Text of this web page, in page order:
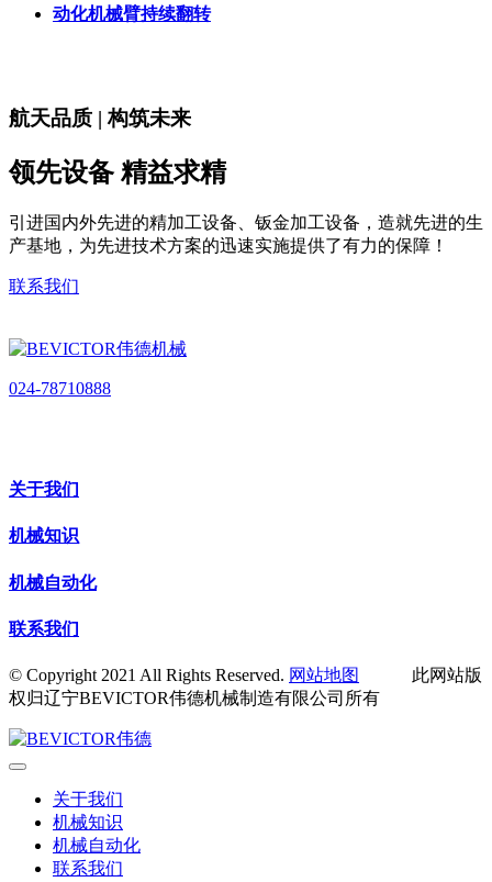
动化机械臂持续翻转
航天品质 | 构筑未来
领先设备 精益求精
引进国内外先进的精加工设备、钣金加工设备，造就先进的生
产基地，为先进技术方案的迅速实施提供了有力的保障！
联系我们
024-78710888
关于我们
机械知识
机械自动化
联系我们
© Copyright 2021 All Rights Reserved. 网站地图
此网站版
权归辽宁BEVICTOR伟德机械制造有限公司所有
关于我们
机械知识
机械自动化
联系我们